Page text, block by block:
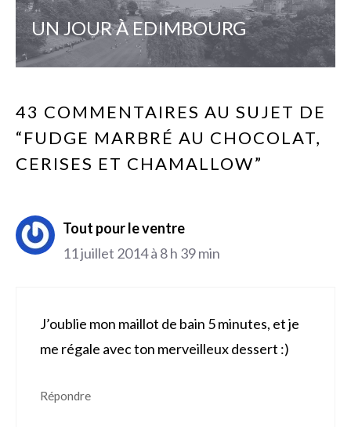
UN JOUR À EDIMBOURG
43 COMMENTAIRES AU SUJET DE
“FUDGE MARBRÉ AU CHOCOLAT,
CERISES ET CHAMALLOW”
Tout pour le ventre
11 juillet 2014 à 8 h 39 min
J’oublie mon maillot de bain 5 minutes, et je
me régale avec ton merveilleux dessert :)
Répondre